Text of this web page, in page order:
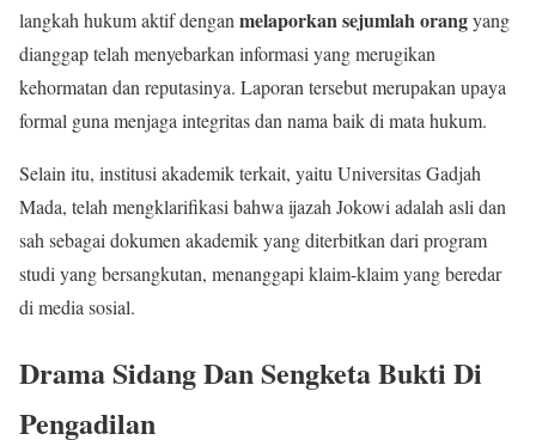
langkah hukum aktif dengan melaporkan sejumlah orangyang
dianggap telah menyebarkan informasi yang merugikan
kehormatan dan reputasinya. Laporan tersebut merupakan upaya
formal guna menjaga integritas dan nama baik di mata hukum.
Selain itu, institusi akademik terkait, yaitu Universitas Gadjah
Mada, telah mengklarifikasi bahwa ijazah Jokowi adalah asli dan
sah sebagai dokumen akademik yang diterbitkan dari program
studi yang bersangkutan, menanggapi klaim-klaim yang beredar
di media sosial.
Drama Sidang Dan Sengketa Bukti Di
Pengadilan